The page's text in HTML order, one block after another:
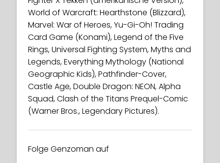
World of Warcraft: Hearthstone (Blizzard),
Marvel: War of Heroes, Yu-Gi-Oh! Trading
Card Game (Konami), Legend of the Five
Rings, Universal Fighting System, Myths and
Legends, Everything Mythology (National
Geographic Kids), Pathfinder-Cover,
Castle Age, Double Dragon: NEON, Alpha
Squad, Clash of the Titans Prequel-Comic
(Warner Bros., Legendary Pictures).
Folge Genzoman auf